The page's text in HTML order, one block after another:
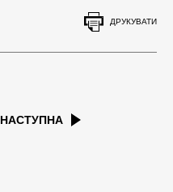
ДРУКУВАТИ
НАСТУПНА